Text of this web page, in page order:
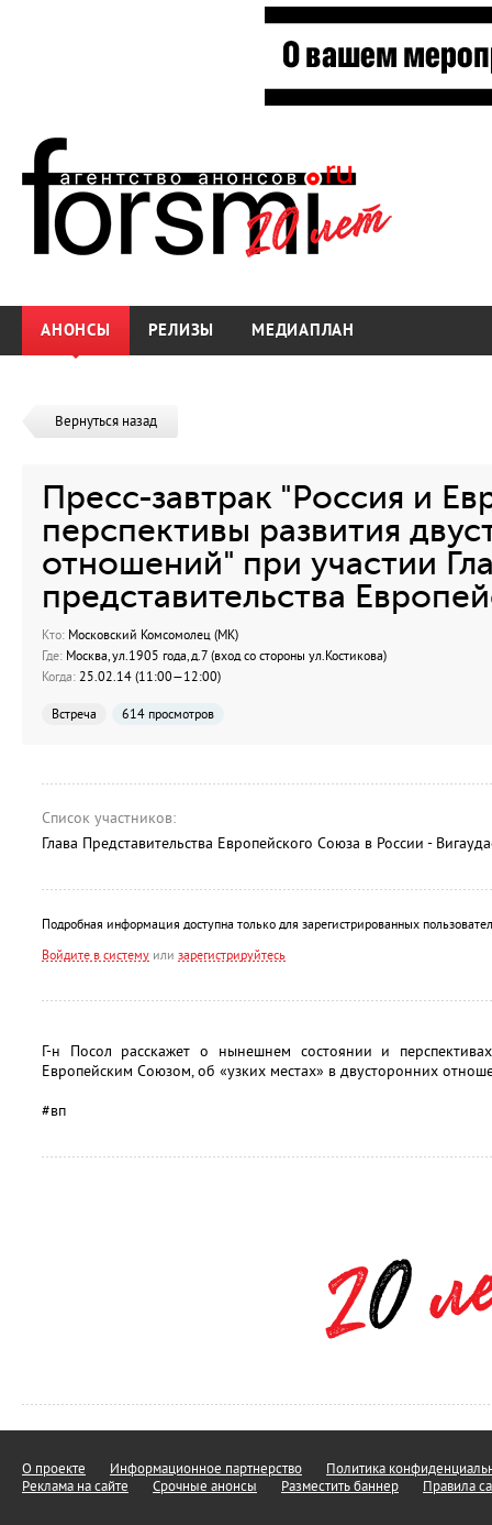
АНОНСЫ РЕЛИЗЫ МЕДИАПЛАН
Вернуться назад
Пресс-завтрак "Россия и
перспективы развития
отношений" при участии
представительства
Кто: Московский Комсомолец (МК)
Где: Москва, ул.1905 года, д.7 (вход со стороны ул.Костикова)
Когда: 25.02.14 (11:00—12:00)
Встреча 614 просмотров
Список участников:
Глава Представительства Европейского Союза в России -
Подробная информация доступна только для зарегистрированных
Войдите в систему или зарегистрируйтесь
Г-н Посол расскажет о нынешнем состоянии и
Европейским Союзом, об «узких местах» в двусторонних
#вп
О проекте Информационное партнерство
Политика
Реклама на сайте
Срочные анонсы Разместить баннер Правила